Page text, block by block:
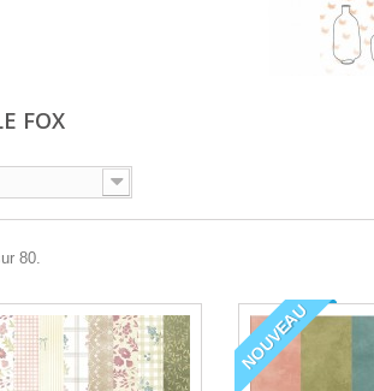
FOX
80.
NOUVEAU